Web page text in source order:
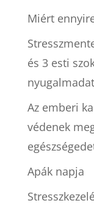
Miért
és 3 esti
nyugalmadat
Az emberi
védenek
Apák napja